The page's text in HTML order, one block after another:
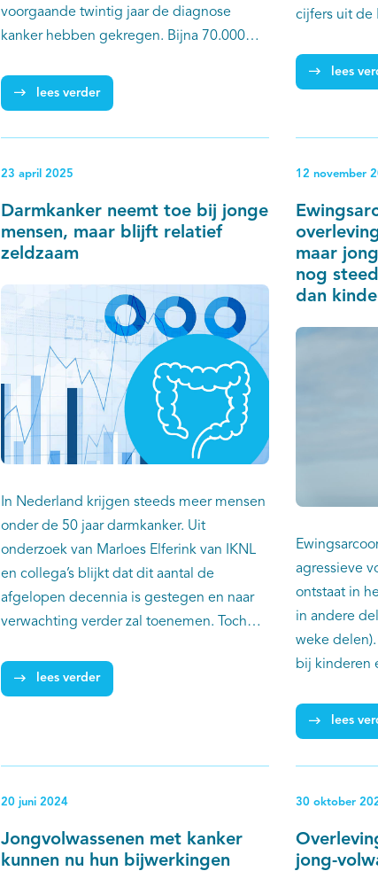
voorgaande twintig jaar de diagnose
kanker hebben gekregen. Bijna 70.000
jongvolwassen leeftijd: van 18 tot en met
39 jaar.
lees verder
cijfers uit de
IKNL.
melanoom
diagnoses in
jonge
van
diagnoses
lees
23 april 2025
Darmkanker neemt toe bij jonge
mensen, maar blijft relatief
zeldzaam
In Nederland krijgen steeds meer mensen
onder de 50 jaar darmkanker. Uit
onderzoek van Marloes Elferink van IKNL
en collega’s blijkt dat dit aantal de
afgelopen decennia is gestegen en naar
verwachting verder zal toenemen. Toch
zeldzaam. De bevindingen, gebaseerd op
cijfers uit de Nederlandse
zelf alert zijn en dat er meer onderzoek
lees verder
12 november
maar
nog
dan
agressieve
ontstaat in
in andere
weke
bij kinderen
onderzoek
AYA's met
Máxima
lees
20 juni 2024
Jongvolwassenen met kanker
kunnen nu hun bijwerkingen
30 oktober
jong-